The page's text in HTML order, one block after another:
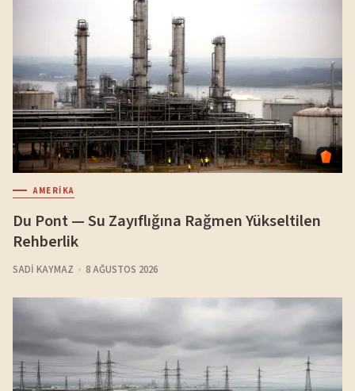
AMERIKA
Du Pont — Su Zayıflığına Rağmen Yükseltilen
Rehberlik
SADI KAYMAZ 8 AĞUSTOS 2026